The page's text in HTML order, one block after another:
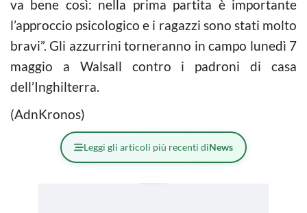
va bene così: nella prima partita è importante
l’approccio psicologico e i ragazzi sono stati molto
bravi”. Gli azzurrini torneranno in campo lunedì 7
maggio a Walsall contro i padroni di casa
dell’Inghilterra.
(AdnKronos)
Leggi gli articoli più recenti diNews